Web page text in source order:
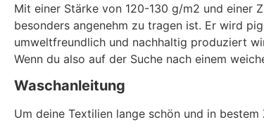
Mit einer Stärke von 120-130 g/m2 und einer
besonders angenehm zu tragen ist. Er wird
umweltfreundlich und nachhaltig produziert
Wenn du also auf der Suche nach einem
Waschanleitung
Um deine Textilien lange schön und in